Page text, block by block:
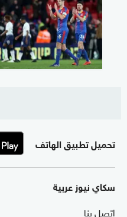
تحميل تطبيق الهاتف
سكاي نيوز عربية
اتصل بنا